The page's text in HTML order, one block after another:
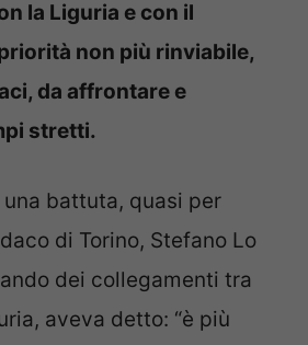
la Liguria e con il
non più rinviabile,
da affrontare e
stretti.
battuta, quasi per
di Torino, Stefano Lo
dei collegamenti tra
aveva detto: “è più